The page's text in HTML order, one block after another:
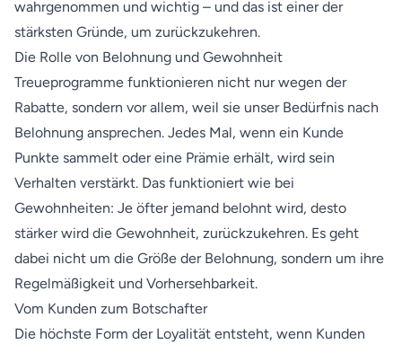
wahrgenommen und wichtig – und das ist einer der
stärksten Gründe, um zurückzukehren.
Die Rolle von Belohnung und Gewohnheit
Treueprogramme funktionieren nicht nur wegen der
Rabatte, sondern vor allem, weil sie unser Bedürfnis nach
Belohnung ansprechen. Jedes Mal, wenn ein Kunde
Punkte sammelt oder eine Prämie erhält, wird sein
Verhalten verstärkt. Das funktioniert wie bei
Gewohnheiten: Je öfter jemand belohnt wird, desto
stärker wird die Gewohnheit, zurückzukehren. Es geht
dabei nicht um die Größe der Belohnung, sondern um ihre
Regelmäßigkeit und Vorhersehbarkeit.
Vom Kunden zum Botschafter
Die höchste Form der Loyalität entsteht, wenn Kunden